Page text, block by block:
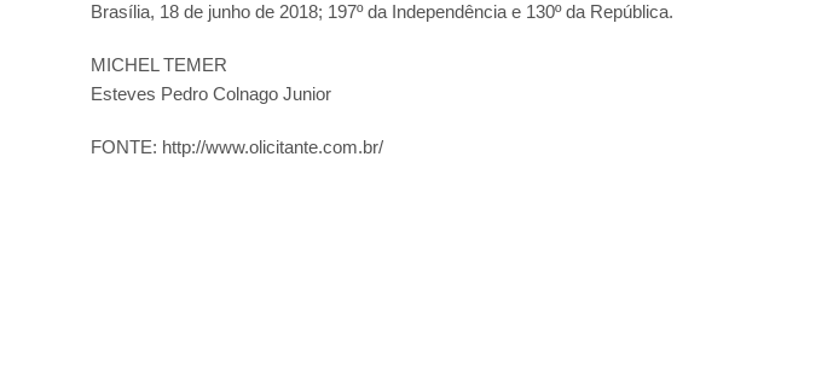
Brasília, 18 de junho de 2018; 197º da Independência e 130º da República.
MICHEL TEMER
Esteves Pedro Colnago Junior
FONTE: http://www.olicitante.com.br/